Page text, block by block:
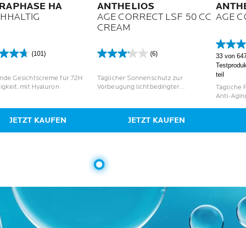
HA
(101)
Gesichtscreme für 72H
mit Hyaluron
JETZT KAUFEN
ANTHELIOS
AGE CORRECT LSF 50 CC
CREAM
(6)
3.2
5
Sternen.
Täglicher Sonnenschutz zur
Vorbeugung lichtbedingter
JETZT KAUFEN
AGE
4.7
von
5
Sternen.
647
33 von
teil
Tägliche
Anti-